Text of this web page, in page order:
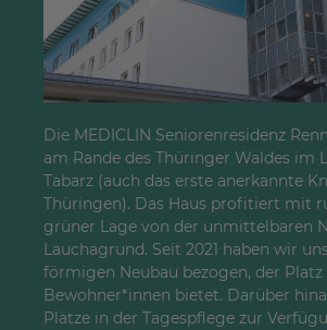
Die MEDICLIN Seniorenresidenz
am Rande des Thüringer Waldes im
Tabarz (auch das erste anerkannte
Thüringen). Das Haus profitiert mit
grüner Lage von der unmittelbaren
Lauchagrund. Seit 2021 haben wir
förmigen Neubau bezogen, der
Bewohner*innen bietet. Darüber
Plätze in der Tagespflege zur